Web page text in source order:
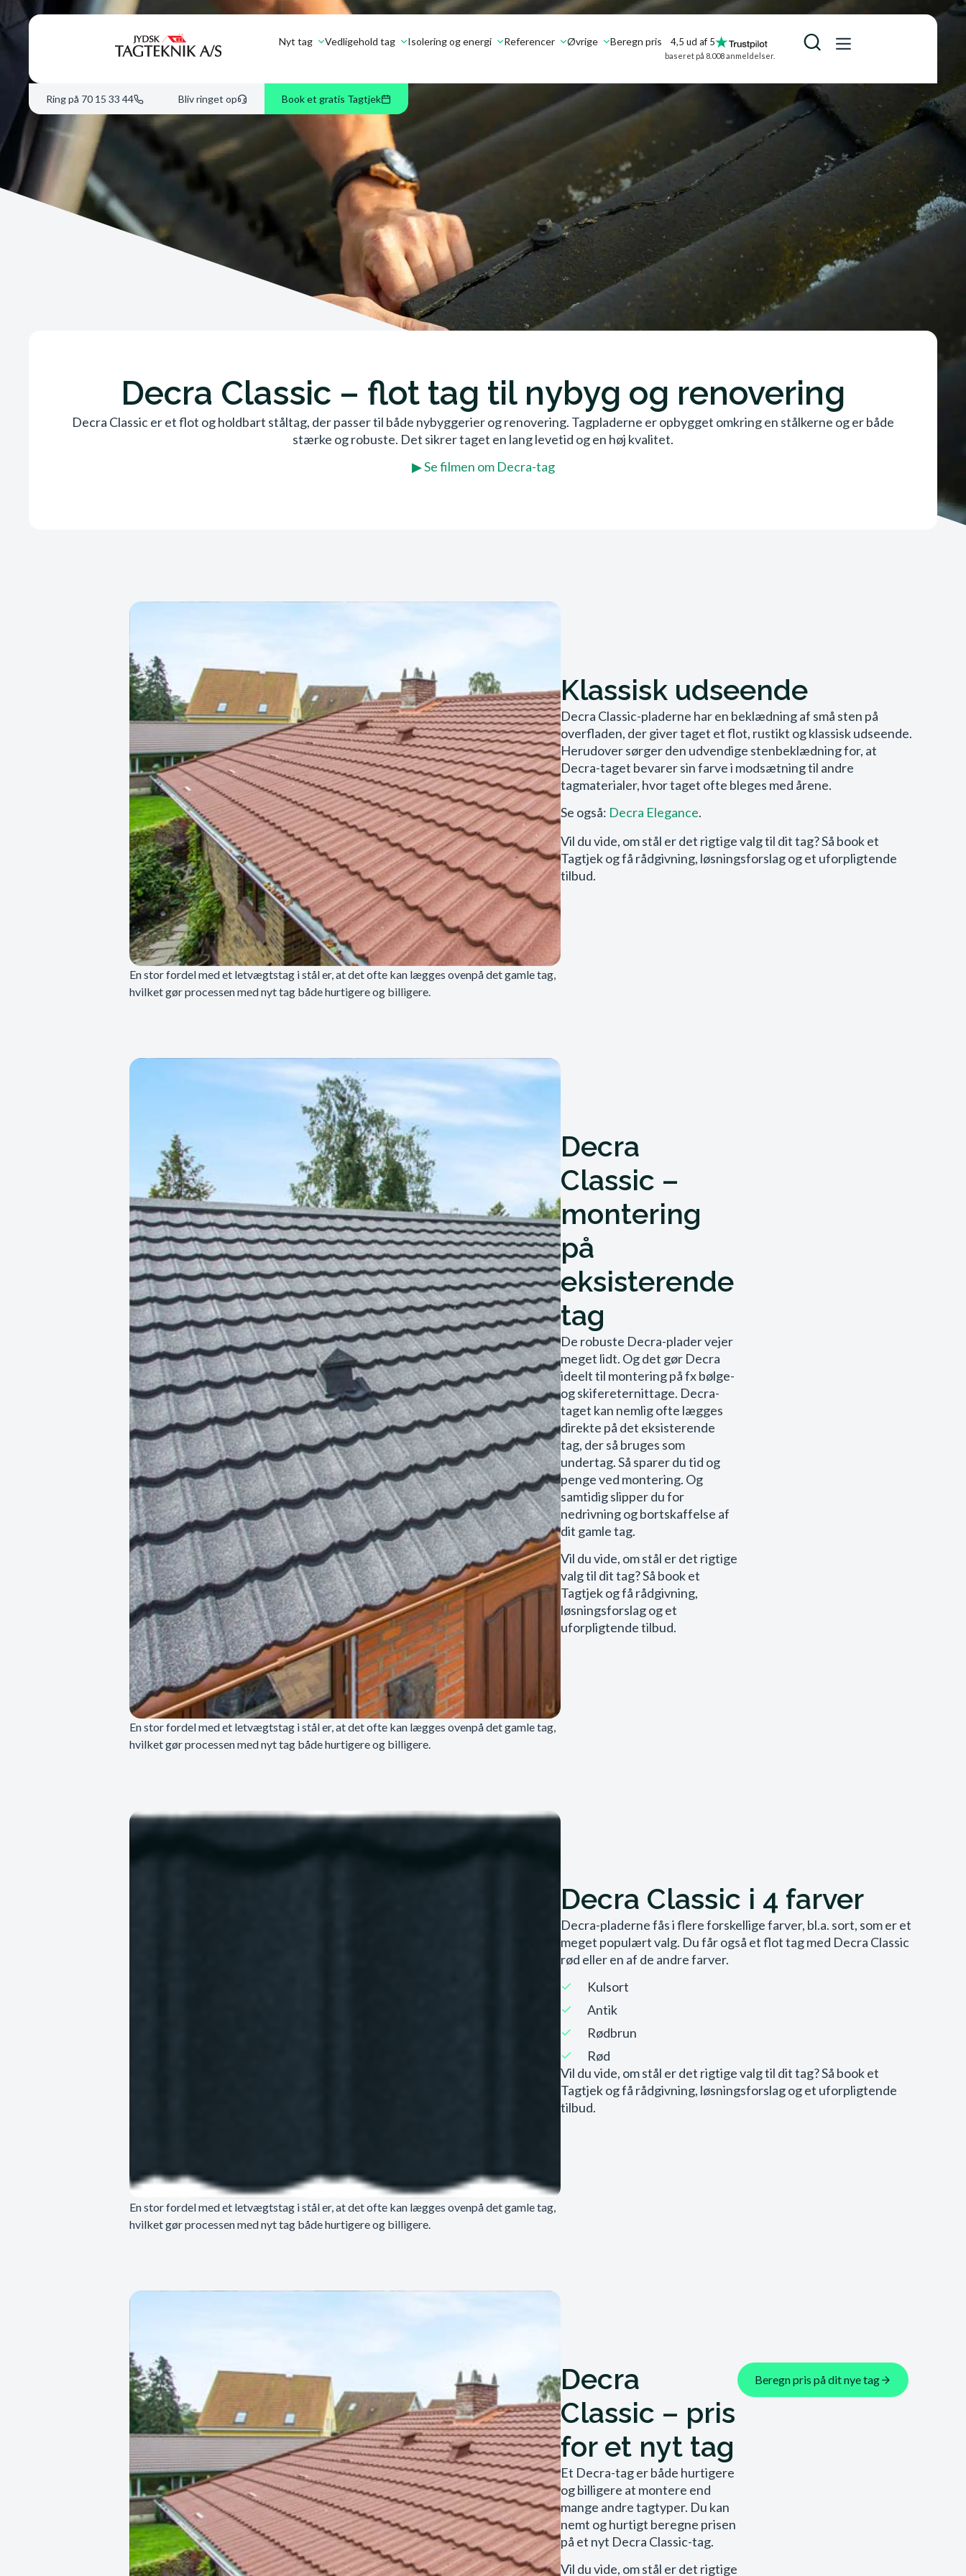
Ring på 70 15 33 44 Bliv ringet op Book et gratis Tagtjek
Nyt tag Vedligehold tag Isolering og energi Referencer Øvrige Beregn pris 4,5 ud af 5
baseret på 8.008 anmeldelser.
Decra Classic – flot tag til nybyg og renovering
Decra Classic er et flot og holdbart ståltag, der passer til både nybyggerier og renovering. Tagpladerne er opbygget omkring en stålkerne og er både
stærke og robuste. Det sikrer taget en lang levetid og en høj kvalitet.
▶ Se filmen om Decra-tag
Klassisk udseende
Decra Classic-pladerne har en beklædning af små sten på
overfladen, der giver taget et flot, rustikt og klassisk udseende.
Herudover sørger den udvendige stenbeklædning for, at
Decra-taget bevarer sin farve i modsætning til andre
tagmaterialer, hvor taget ofte bleges med årene.
Se også: Decra Elegance.
Vil du vide, om stål er det rigtige valg til dit tag? Så book et
Tagtjek og få rådgivning, løsningsforslag og et uforpligtende
tilbud.
En stor fordel med et letvægtstag i stål er, at det ofte kan lægges ovenpå det gamle tag,
hvilket gør processen med nyt tag både hurtigere og billigere.
Decra
Classic –
montering
på
eksisterende
tag
De robuste Decra-plader vejer
meget lidt. Og det gør Decra
ideelt til montering på fx bølge-
og skifereternittage. Decra-
taget kan nemlig ofte lægges
direkte på det eksisterende
tag, der så bruges som
undertag. Så sparer du tid og
penge ved montering. Og
samtidig slipper du for
nedrivning og bortskaffelse af
dit gamle tag.
Vil du vide, om stål er det rigtige
valg til dit tag? Så book et
Tagtjek og få rådgivning,
løsningsforslag og et
uforpligtende tilbud.
En stor fordel med et letvægtstag i stål er, at det ofte kan lægges ovenpå det gamle tag,
hvilket gør processen med nyt tag både hurtigere og billigere.
Decra Classic i 4 farver
Decra-pladerne fås i flere forskellige farver, bl.a. sort, som er et
meget populært valg. Du får også et flot tag med Decra Classic
rød eller en af de andre farver.
Kulsort
Antik
Rødbrun
Rød
Vil du vide, om stål er det rigtige valg til dit tag? Så book et
Tagtjek og få rådgivning, løsningsforslag og et uforpligtende
tilbud.
En stor fordel med et letvægtstag i stål er, at det ofte kan lægges ovenpå det gamle tag,
hvilket gør processen med nyt tag både hurtigere og billigere.
Decra
Classic – pris
for et nyt tag
Et Decra-tag er både hurtigere
og billigere at montere end
mange andre tagtyper. Du kan
nemt og hurtigt beregne prisen
på et nyt Decra Classic-tag.
Vil du vide, om stål er det rigtige
Beregn pris på dit nye tag